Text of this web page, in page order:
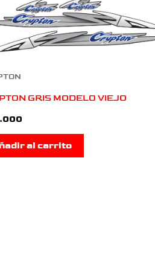
GRIS MODELO VIEJO
al carrito